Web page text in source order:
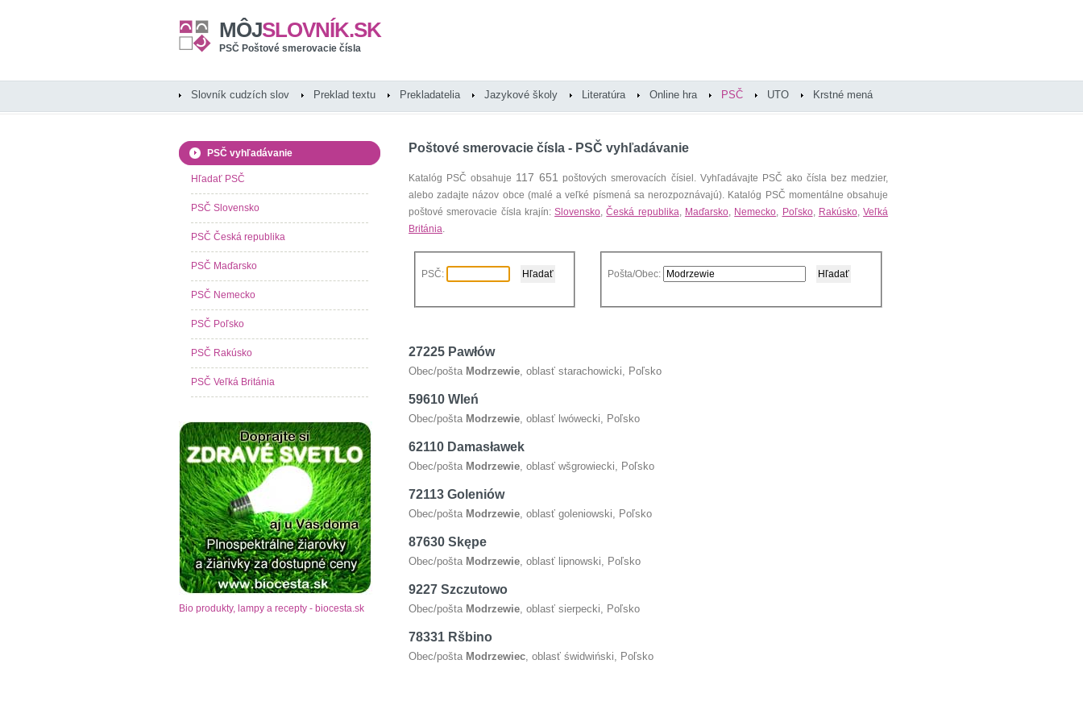
MÔJSLOVNÍK.SK
PSČ Poštové smerovacie čísla
Slovník cudzích slov Preklad textu Prekladatelia Jazykové školy Literatúra Online hra PSČ UTO Krstné mená
Poštové smerovacie čísla - PSČ vyhľadávanie
Katalóg PSČ obsahuje 117 651 poštových smerovacích čísiel. Vyhľadávajte PSČ ako čísla bez medzier,
alebo zadajte názov obce (malé a veľké písmená sa nerozpoznávajú). Katalóg PSČ momentálne obsahuje
poštové smerovacie čísla krajín:Slovensko,Česká republika, Maďarsko, Nemecko, Poľsko, Rakúsko,Veľká
Británia.
PSČ: Pošta/Obec:
27225 Pawłów
Obec/pošta Modrzewie, oblasť starachowicki, Poľsko
59610 Wleń
Obec/pošta Modrzewie, oblasť lwówecki, Poľsko
62110 Damasławek
Obec/pošta Modrzewie, oblasť wšgrowiecki, Poľsko
72113 Goleniów
Obec/pošta Modrzewie, oblasť goleniowski, Poľsko
87630 Skępe
Obec/pošta Modrzewie, oblasť lipnowski, Poľsko
9227 Szczutowo
Obec/pošta Modrzewie, oblasť sierpecki, Poľsko
78331 Ršbino
Obec/pošta Modrzewiec, oblasť świdwiński, Poľsko
PSČ vyhľadávanie
Hľadať PSČ
PSČ Slovensko
PSČ Česká republika
PSČ Maďarsko
PSČ Nemecko
PSČ Poľsko
PSČ Rakúsko
PSČ Veľká Británia
Bio produkty, lampy a recepty - biocesta.sk